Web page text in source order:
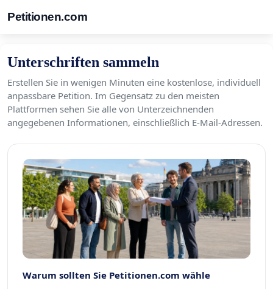
Petitionen.com
Unterschriften sammeln
Erstellen Sie in wenigen Minuten eine kostenlose, individuell
anpassbare Petition. Im Gegensatz zu den meisten
Plattformen sehen Sie alle von Unterzeichnenden
angegebenen Informationen, einschließlich E-Mail-Adressen.
Warum sollten Sie Petitionen.com wähle